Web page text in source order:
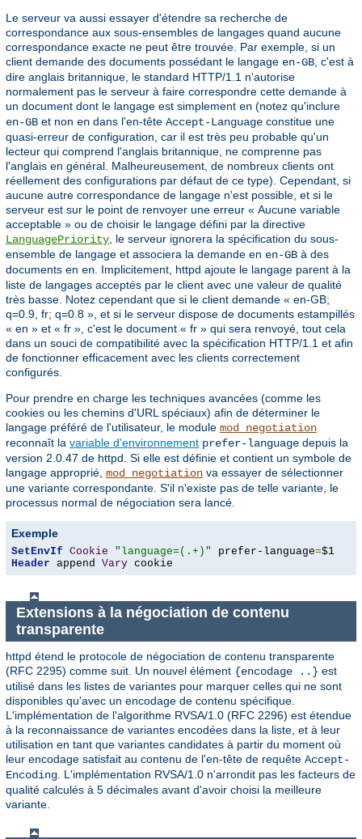
Le serveur va aussi essayer d'étendre sa recherche de
correspondance aux sous-ensembles de langages quand aucune
correspondance exacte ne peut être trouvée. Par exemple, si un
client demande des documents possédant le langage en-GB, c'est à
dire anglais britannique, le standard HTTP/1.1 n'autorise
normalement pas le serveur à faire correspondre cette demande à
un document dont le langage est simplement en (notez qu'inclure
en-GB et non en dans l'en-tête Accept-Language constitue une
quasi-erreur de configuration, car il est très peu probable qu'un
lecteur qui comprend l'anglais britannique, ne comprenne pas
l'anglais en général. Malheureusement, de nombreux clients ont
réellement des configurations par défaut de ce type). Cependant, si
aucune autre correspondance de langage n'est possible, et si le
serveur est sur le point de renvoyer une erreur « Aucune variable
acceptable » ou de choisir le langage défini par la directive
LanguagePriority, le serveur ignorera la spécification du sous-
ensemble de langage et associera la demande en en-GB à des
documents en en. Implicitement, httpd ajoute le langage parent à la
liste de langages acceptés par le client avec une valeur de qualité
très basse. Notez cependant que si le client demande « en-GB;
q=0.9, fr; q=0.8 », et si le serveur dispose de documents estampillés
« en » et « fr », c'est le document « fr » qui sera renvoyé, tout cela
dans un souci de compatibilité avec la spécification HTTP/1.1 et afin
de fonctionner efficacement avec les clients correctement
configurés.
Pour prendre en charge les techniques avancées (comme les
cookies ou les chemins d'URL spéciaux) afin de déterminer le
langage préféré de l'utilisateur, le module mod_negotiation
reconnaît la variable d'environnement prefer-language depuis la
version 2.0.47 de httpd. Si elle est définie et contient un symbole de
langage approprié, mod_negotiation va essayer de sélectionner
une variante correspondante. S'il n'existe pas de telle variante, le
processus normal de négociation sera lancé.
Exemple
SetEnvIf Cookie "language=(.+)" prefer-language=
Header append Vary cookie
Extensions à la négociation de contenu
transparente
httpd étend le protocole de négociation de contenu transparente
(RFC 2295) comme suit. Un nouvel élément {encodage ..} est
utilisé dans les listes de variantes pour marquer celles qui ne sont
disponibles qu'avec un encodage de contenu spécifique.
L'implémentation de l'algorithme RVSA/1.0 (RFC 2296) est étendue
à la reconnaissance de variantes encodées dans la liste, et à leur
utilisation en tant que variantes candidates à partir du moment où
leur encodage satisfait au contenu de l'en-tête de requête Accept-
Encoding . L'implémentation RVSA/1.0 n'arrondit pas les facteurs de
qualité calculés à 5 décimales avant d'avoir choisi la meilleure
variante.